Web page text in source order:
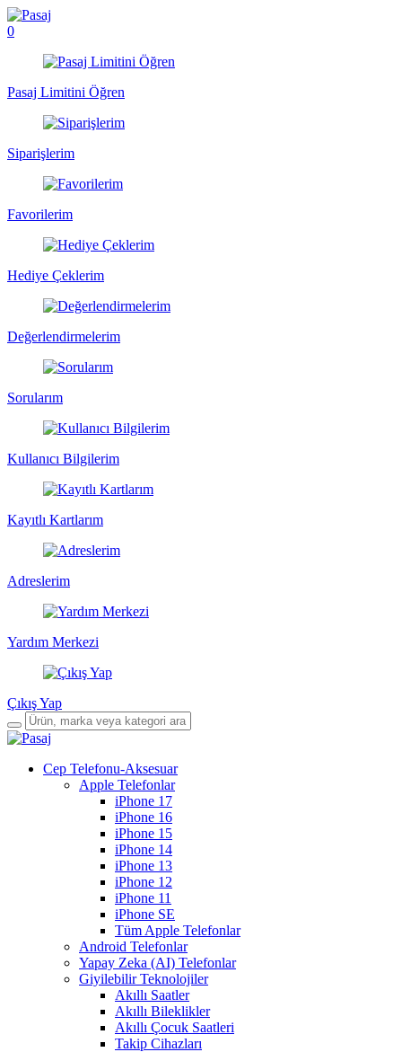
0
Pasaj Limitini Öğren
Siparişlerim
Favorilerim
Hediye Çeklerim
Değerlendirmelerim
Sorularım
Kullanıcı Bilgilerim
Kayıtlı Kartlarım
Adreslerim
Yardım Merkezi
Çıkış Yap
Cep Telefonu-Aksesuar
Apple Telefonlar
iPhone 17
iPhone 16
iPhone 15
iPhone 14
iPhone 13
iPhone 12
iPhone 11
iPhone SE
Tüm Apple Telefonlar
Android Telefonlar
Yapay Zeka (AI) Telefonlar
Giyilebilir Teknolojiler
Akıllı Saatler
Akıllı Bileklikler
Akıllı Çocuk Saatleri
Takip Cihazları